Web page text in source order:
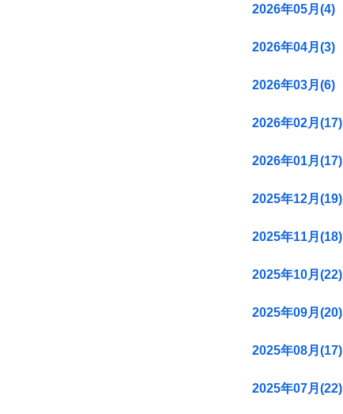
2026年05月(4)
2026年04月(3)
2026年03月(6)
2026年02月(17)
2026年01月(17)
2025年12月(19)
2025年11月(18)
2025年10月(22)
2025年09月(20)
2025年08月(17)
2025年07月(22)